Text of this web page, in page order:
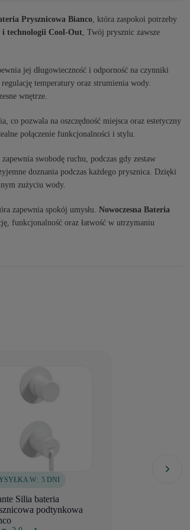
Prysznicowa Bianco, która zaspokoi potrzeby
technologii Cool-Out, Twój prysznic zawsze
jej długowieczność i odporność na czynniki
temperatury oraz strumienia wody.
wnętrze.
co pozwala na oszczędność miejsca oraz estetyczny
połączenie funkcjonalności i stylu.
zapewnia swobodę ruchu, podczas gdy zestaw
doznania podczas każdego prysznica. Dzięki
zużyciu wody.
zapewnia spokój umysłu. Nowoczesna Bateria
funkcjonalność oraz łatwość w utrzymaniu
W: 5 DNI
Silia bateria
podtynkowa